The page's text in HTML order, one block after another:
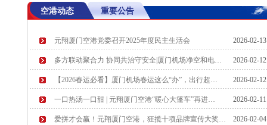
SC2235
兰州 起飞 6:52
SC2171 西安 预计起飞 7:00
空港动态 重要公告
元翔厦门空港党委召开2025年度民主生活会 2026-02-
多方联动聚合力 协同共治守安全|厦门机场净空和电… 2026-02-
【2026春运必看】厦门机场春运这么“办”，出行超… 2026-02-
一口热汤一口甜 | 元翔厦门空港“暖心大篷车”再进… 2026-02-
爱拼才会赢！元翔厦门空港，狂揽十项品牌宣传大奖… 2026-02-